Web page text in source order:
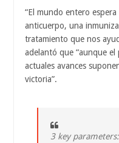
“El mundo entero
anticuerpo, una
tratamiento que nos
adelantó que “aunque el
actuales avances
victoria”.
3 key parameters: